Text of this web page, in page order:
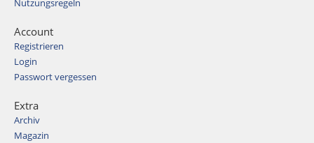
Account
Registrieren
Login
Passwort vergessen
Extra
Archiv
Magazin